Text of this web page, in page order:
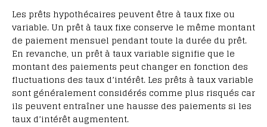
Les prêts hypothécaires peuvent être à taux fixe ou
variable. Un prêt à taux fixe conserve le même montant
de paiement mensuel pendant toute la durée du prêt.
En revanche, un prêt à taux variable signifie que le
montant des paiements peut changer en fonction des
fluctuations des taux d’intérêt. Les prêts à taux variable
sont généralement considérés comme plus risqués car
ils peuvent entraîner une hausse des paiements si les
taux d’intérêt augmentent.